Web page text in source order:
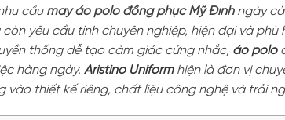
cầu may áo polo đồng phục Mỹ Đìnhngày
yêu cầu tính chuyên nghiệp, hiện đại và
thống dễ tạo cảm giác cứng nhắc, áo polo
hàng ngày.Aristino Uniformhiện là đơn vị
vào thiết kế riêng, chất liệu công nghệ và trải